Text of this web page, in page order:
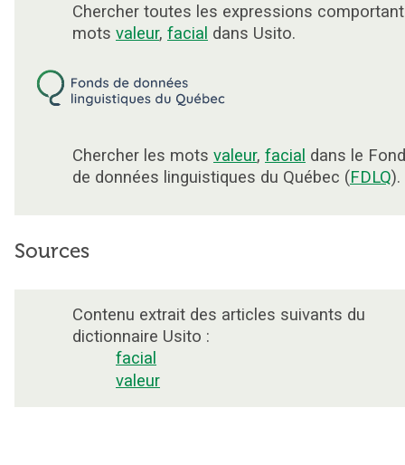
Chercher toutes les expressions
mots valeur, facial dans Usito.
Chercher les mots valeur, facial dans le
de données linguistiques du Québec (FDLQ).
Sources
Contenu extrait des articles suivants du
dictionnaire Usito :
facial
valeur